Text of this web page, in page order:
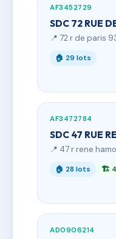
AF3452729
SDC 72 RUE
📍 72 r de paris
🏠 29 lots
AF3472784
SDC 47 RUE
📍 47 r rene
🏠 28 lots 🏗
AD0906214